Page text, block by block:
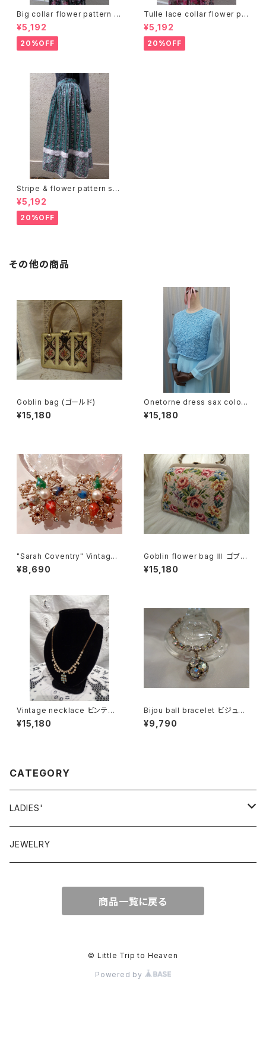
Big collar flower pattern dr
ess ビッグカラー 花柄 ワンピ
ース
¥5,192
20%OFF
Tulle lace collar flower pat
tern dress チュールレースカラ
ー 花柄 ワンピース
¥5,192
20%OFF
Stripe & flower pattern ski
rt ストライプ 花柄 スカート
¥5,192
20%OFF
その他の商品
Goblin bag (ゴールド)
¥15,180
Onetorne dress sax color/
ワンカラーシフォンワンピース
サックス
¥15,180
"Sarah Coventry" Vintage
earrings サラ・コベントリー ヴ
ィンテージ イヤリング
¥8,690
Goblin flower bag Ⅲ ゴブラ
ン 花柄 バッグ Ⅲ
¥15,180
Vintage necklace ビンテー
ジネックレス
¥15,180
Bijou ball bracelet ビジュー
ボール ブレスレット
¥9,790
CATEGORY
LADIES'
VINTAGE
JEWELRY
商品一覧に戻る
© Little Trip to Heaven
Powered by